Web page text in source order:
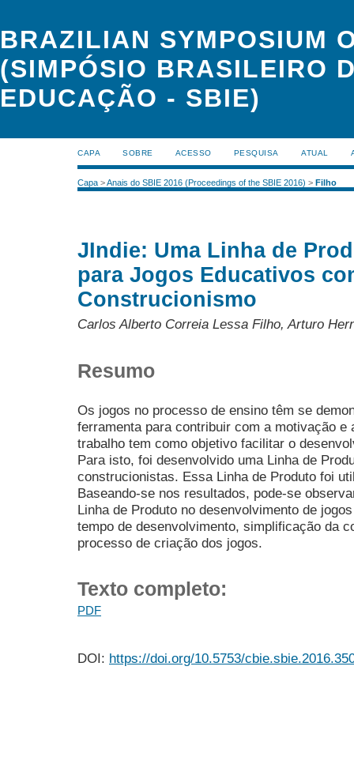
BRAZILIAN SYMPOSIUM
(SIMPÓSIO BRASILEIRO
EDUCAÇÃO - SBIE)
CAPA SOBRE ACESSO PESQUISA ATUAL
Capa >Anais do SBIE 2016 (Proceedings of the SBIE 2016) > Filho
JIndie: Uma Linha de
para Jogos Educativos
Construcionismo
Carlos Alberto Correia Lessa Filho, Arturo
Resumo
Os jogos no processo de ensino têm se
ferramenta para contribuir com a motivação e
trabalho tem como objetivo facilitar o
Para isto, foi desenvolvido uma Linha de
construcionistas. Essa Linha de Produto foi
Baseando-se nos resultados, pode-se
Linha de Produto no desenvolvimento de
tempo de desenvolvimento, simplificação da
processo de criação dos jogos.
Texto completo:
PDF
DOI: https://doi.org/10.5753/